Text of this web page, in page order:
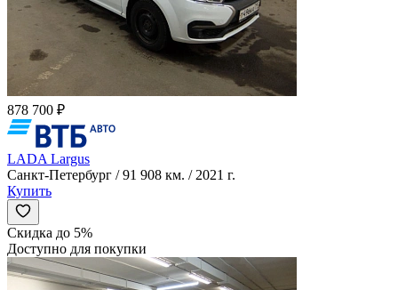
878 700 ₽
LADA Largus
Санкт-Петербург / 91 908 км. / 2021 г.
Купить
Скидка до 5%
Доступно для покупки